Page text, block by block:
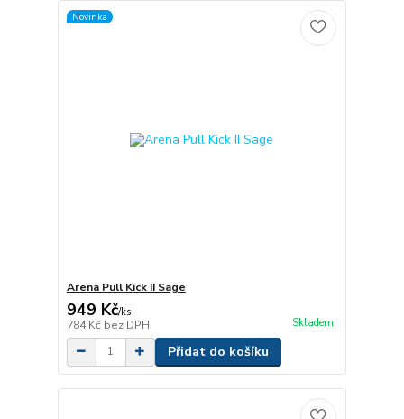
Novinka
Arena Pull Kick II Sage
949 Kč/ks
784 Kč bez DPH Skladem
Přidat do košíku